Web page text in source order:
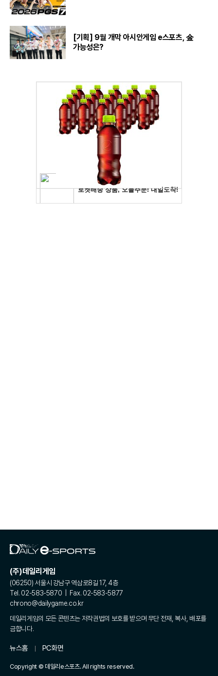
[기획] 9월 개막 아시안게임 e스포츠, 金
가능성은?
(주)데일리게임
(06250) 서울시 강남구 역삼로8길 17, 4층
Tel. 02-583-5870 | Fax. 02-583-5877
chrono@dailygame.co.kr
데일리게임의 모든 콘텐츠는 저작권법의 보호를 받으며 무단 전재, 복사, 배포를
금합니다.
뉴스홈 PC화면
Copyright © 데일리e스포츠. All rights reserved.